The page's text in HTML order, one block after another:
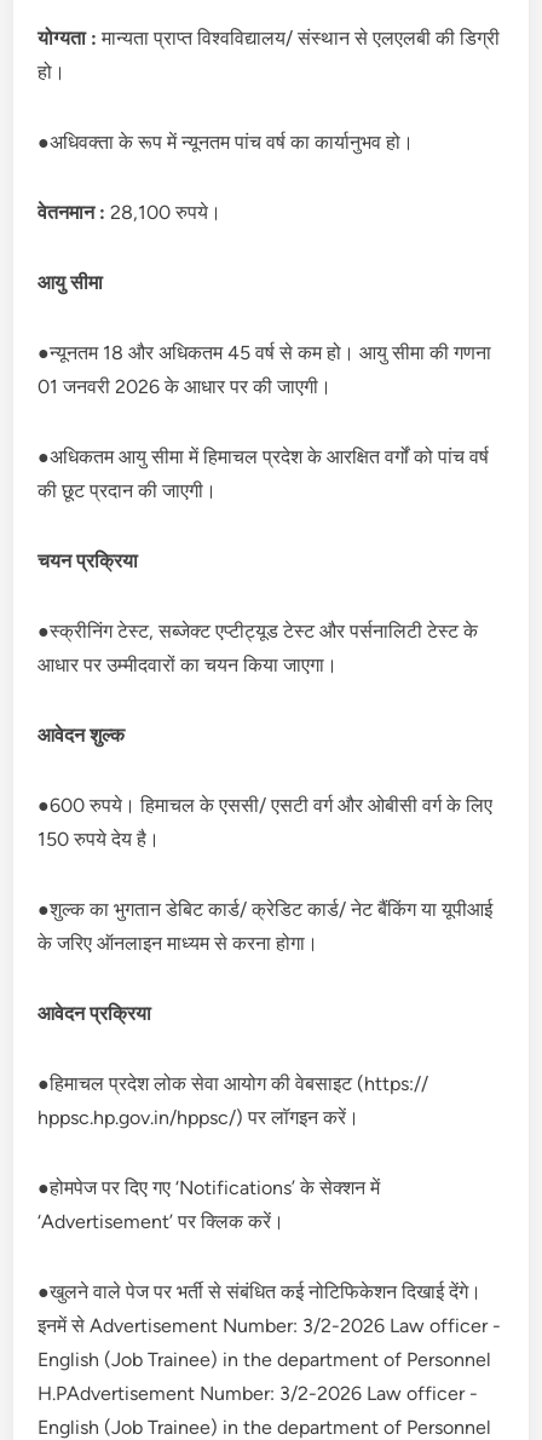
योग्यता :मान्यता प्राप्त विश्वविद्यालय/ संस्थान से एलएलबी की डिग्री
हो।
●अधिवक्ता के रूप में न्यूनतम पांच वर्ष का कार्यानुभव हो।
वेतनमान :28,100 रुपये।
आयु सीमा
●न्यूनतम 18 और अधिकतम 45 वर्ष से कम हो। आयु सीमा की गणना
01 जनवरी 2026 के आधार पर की जाएगी।
●अधिकतम आयु सीमा में हिमाचल प्रदेश के आरक्षित वर्गों को पांच वर्ष
की छूट प्रदान की जाएगी।
चयन प्रक्रिया
●स्क्रीनिंग टेस्ट, सब्जेक्ट एप्टीट्यूड टेस्ट और पर्सनालिटी टेस्ट के
आधार पर उम्मीदवारों का चयन किया जाएगा।
आवेदन शुल्क
●600 रुपये। हिमाचल के एससी/ एसटी वर्ग और ओबीसी वर्ग के लिए
150 रुपये देय है।
●शुल्क का भुगतान डेबिट कार्ड/ क्रेडिट कार्ड/ नेट बैंकिंग या यूपीआई
के जरिए ऑनलाइन माध्यम से करना होगा।
आवेदन प्रक्रिया
●हिमाचल प्रदेश लोक सेवा आयोग की वेबसाइट (https://
hppsc.hp.gov.in/hppsc/) पर लॉगइन करें।
●होमपेज पर दिए गए ‘Notifications’ के सेक्शन में
‘Advertisement’ पर क्लिक करें।
●खुलने वाले पेज पर भर्ती से संबंधित कई नोटिफिकेशन दिखाई देंगे।
इनमें से Advertisement Number: 3/2-2026 Law officer -
English (Job Trainee) in the department of Personnel
H.PAdvertisement Number: 3/2-2026 Law officer -
English (Job Trainee) in the department of Personnel